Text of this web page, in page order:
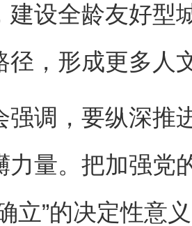
建设全龄友好型
径，形成更多人
，要纵深推进
力量。把加强党
立”的决定性意